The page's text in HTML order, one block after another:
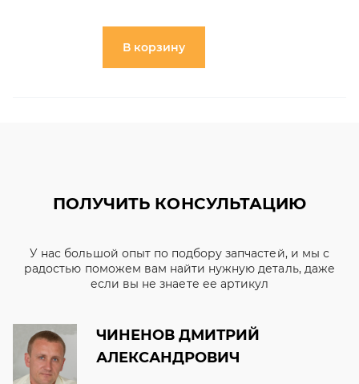
В корзину
ПОЛУЧИТЬ КОНСУЛЬТАЦИЮ
У нас большой опыт по подбору запчастей, и мы с
радостью поможем вам найти нужную деталь, даже
если вы не знаете ее артикул
ЧИНЕНОВ ДМИТРИЙ
АЛЕКСАНДРОВИЧ